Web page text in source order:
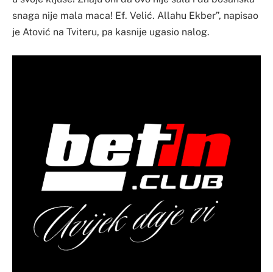
snaga nije mala maca! Ef. Velić. Allahu Ekber”, napisao
je Atović na Tviteru, pa kasnije ugasio nalog.